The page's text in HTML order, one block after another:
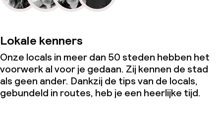
Lokale kenners
Onze locals in meer dan 50 steden hebben het
voorwerk al voor je gedaan. Zij kennen de stad
als geen ander. Dankzij de tips van de locals,
gebundeld in routes, heb je een heerlijke tijd.